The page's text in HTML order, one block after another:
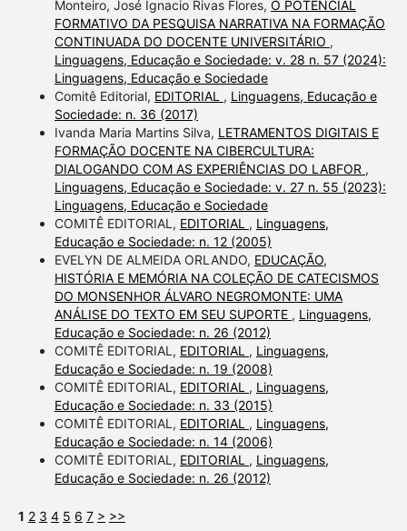
Monteiro, José Ignacio Rivas Flores, O POTENCIAL
FORMATIVO DA PESQUISA NARRATIVA NA FORMAÇÃO
CONTINUADA DO DOCENTE UNIVERSITÁRIO ,
Linguagens, Educação e Sociedade: v. 28 n. 57 (2024):
Linguagens, Educação e Sociedade
Comitê Editorial, EDITORIAL , Linguagens, Educação e
Sociedade: n. 36 (2017)
Ivanda Maria Martins Silva, LETRAMENTOS DIGITAIS E
FORMAÇÃO DOCENTE NA CIBERCULTURA:
DIALOGANDO COM AS EXPERIÊNCIAS DO LABFOR ,
Linguagens, Educação e Sociedade: v. 27 n. 55 (2023):
Linguagens, Educação e Sociedade
COMITÊ EDITORIAL, EDITORIAL , Linguagens,
Educação e Sociedade: n. 12 (2005)
EVELYN DE ALMEIDA ORLANDO, EDUCAÇÃO,
HISTÓRIA E MEMÓRIA NA COLEÇÃO DE CATECISMOS
DO MONSENHOR ÁLVARO NEGROMONTE: UMA
ANÁLISE DO TEXTO EM SEU SUPORTE , Linguagens,
Educação e Sociedade: n. 26 (2012)
COMITÊ EDITORIAL, EDITORIAL , Linguagens,
Educação e Sociedade: n. 19 (2008)
COMITÊ EDITORIAL, EDITORIAL , Linguagens,
Educação e Sociedade: n. 33 (2015)
COMITÊ EDITORIAL, EDITORIAL , Linguagens,
Educação e Sociedade: n. 14 (2006)
COMITÊ EDITORIAL, EDITORIAL , Linguagens,
Educação e Sociedade: n. 26 (2012)
1 2 3 4 5 6 7 > >>